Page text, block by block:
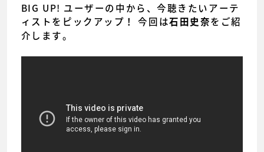
BIG UP! ユーザーの中から、今聴きたいアーテ
ィストをピックアップ！ 今回は石田史奈をご紹
介します。